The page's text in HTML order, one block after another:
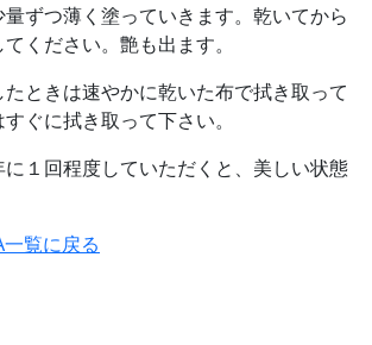
つ薄く塗っていきます。乾いてから
ください。艶も出ます。
ときは速やかに乾いた布で拭き取って
ぐに拭き取って下さい。
に１回程度していただくと、美しい状態
覧に戻る